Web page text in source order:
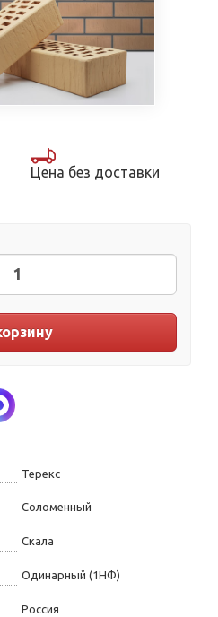
Цена без доставки
Терекс
Соломенный
Скала
Одинарный (1НФ)
Россия